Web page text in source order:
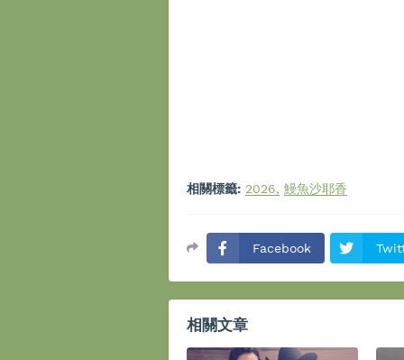
相關標籤: 2026 鰻魚沙耶香
Facebook
相關文章